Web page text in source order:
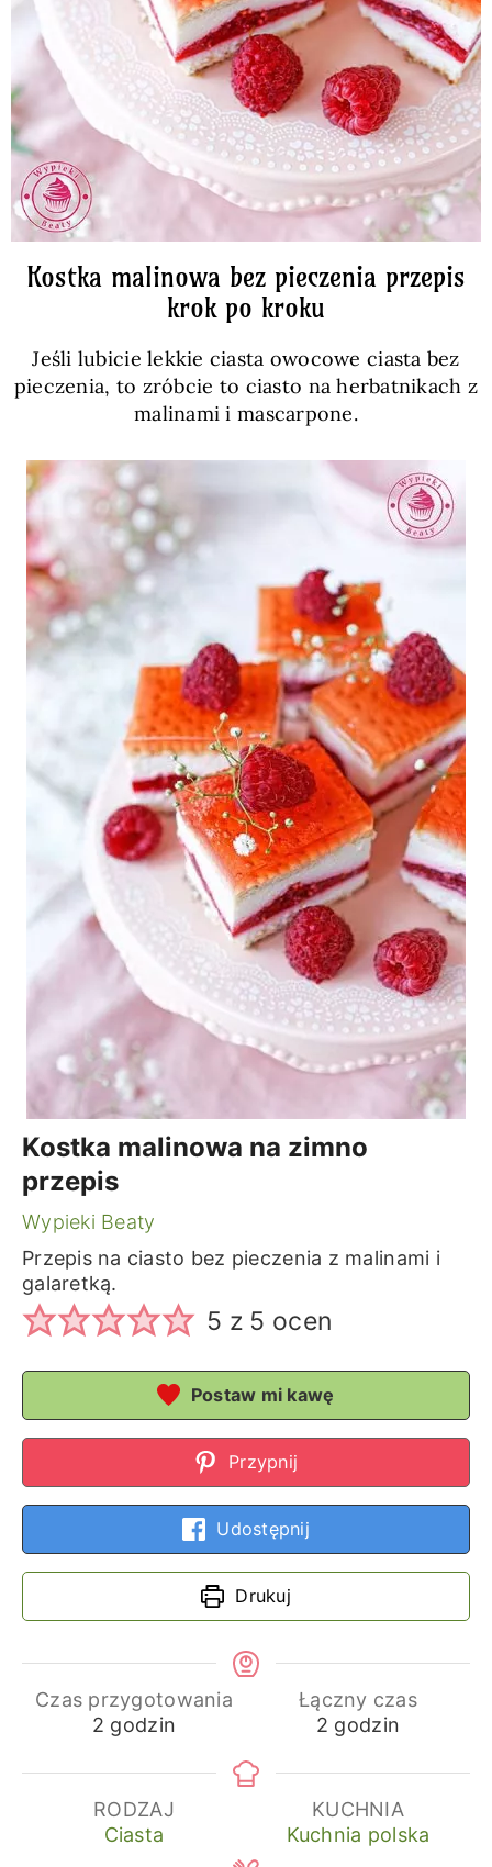
Kostka malinowa bez pieczenia przepis
krok po kroku
Jeśli lubicie lekkie ciasta owocowe ciasta bez
pieczenia, to zróbcie to ciasto na herbatnikach z
malinami i mascarpone.
Kostka malinowa na zimno
przepis
Wypieki Beaty
Przepis na ciasto bez pieczenia z malinami i
galaretką.
5 z 5 ocen
Postaw mi kawę
Przypnij
Udostępnij
Drukuj
Czas przygotowania
2 godziny
godzin
Łączny czas
2 godziny
godzin
RODZAJ
Ciasta
KUCHNIA
Kuchnia polska